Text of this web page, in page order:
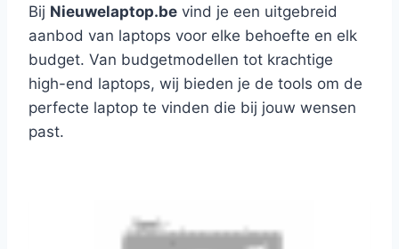
Bij Nieuwelaptop.be vind je een uitgebreid
aanbod van laptops voor elke behoefte en elk
budget. Van budgetmodellen tot krachtige
high-end laptops, wij bieden je de tools om de
perfecte laptop te vinden die bij jouw wensen
past.